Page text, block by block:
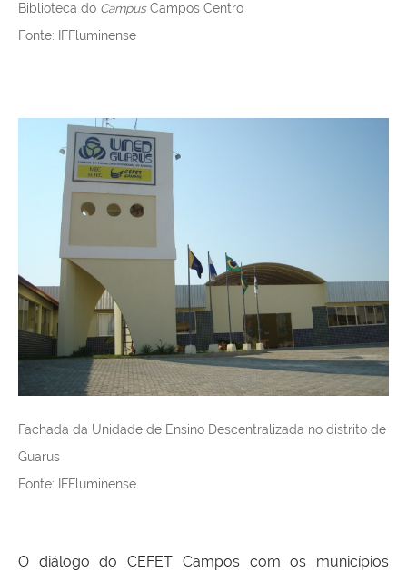
Biblioteca do CampusCampos Centro
Fonte: IFFluminense
Fachada da Unidade de Ensino Descentralizada no distrito de
Guarus
Fonte: IFFluminense
O diálogo do CEFET Campos com os municípios